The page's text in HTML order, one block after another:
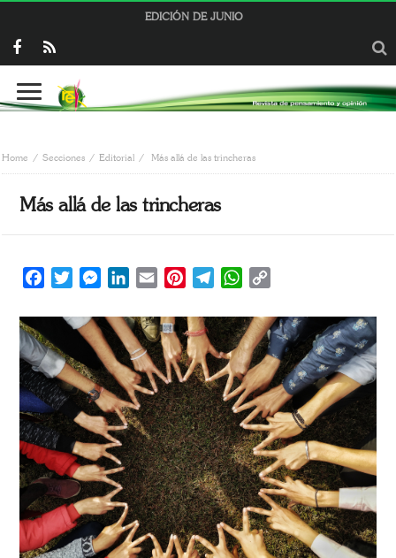
EDICIÓN DE JUNIO
Home Secciones Editorial Más allá de las trincheras
Más allá de las trincheras
FacebookTwitterMessengerLinkedIn
Email PinterestTelegramWhatsApp